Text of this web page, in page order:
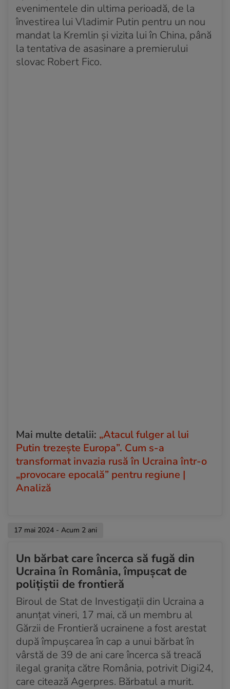
evenimentele din ultima perioadă, de la
învestirea lui Vladimir Putin pentru un nou
mandat la Kremlin și vizita lui în China, până
la tentativa de asasinare a premierului
slovac Robert Fico.
Mai multe detalii: „Atacul fulger al lui
Putin trezește Europa”. Cum s-a
transformat invazia rusă în Ucraina într-o
„provocare epocală” pentru regiune |
Analiză
17 mai 2024 - Acum 2 ani
Un bărbat care încerca să fugă din
Ucraina în România, împușcat de
polițiștii de frontieră
Biroul de Stat de Investigaţii din Ucraina a
anunțat vineri, 17 mai, că un membru al
Gărzii de Frontieră ucrainene a fost arestat
după împuşcarea în cap a unui bărbat în
vârstă de 39 de ani care încerca să treacă
ilegal graniţa către România, potrivit Digi24,
care citează Agerpres. Bărbatul a murit.